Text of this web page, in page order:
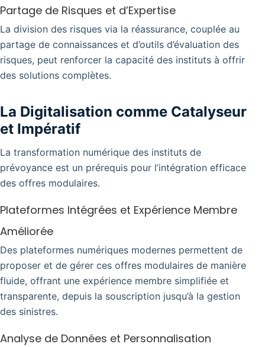
Partage de Risques et d’Expertise
La division des risques via la réassurance, couplée au
partage de connaissances et d’outils d’évaluation des
risques, peut renforcer la capacité des instituts à offrir
des solutions complètes.
La Digitalisation comme Catalyseur
et Impératif
La transformation numérique des instituts de
prévoyance est un prérequis pour l’intégration efficace
des offres modulaires.
Plateformes Intégrées et Expérience Membre
Améliorée
Des plateformes numériques modernes permettent de
proposer et de gérer ces offres modulaires de manière
fluide, offrant une expérience membre simplifiée et
transparente, depuis la souscription jusqu’à la gestion
des sinistres.
Analyse de Données et Personnalisation